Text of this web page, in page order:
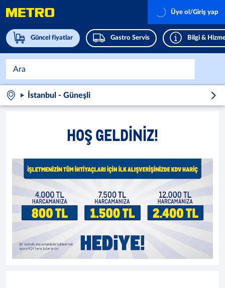
Güncel fiyatlar Gastro Servis Bilgi &
Üye ol/Giriş yap
İstanbul - Güneşli
HOŞ GELDINIZ!